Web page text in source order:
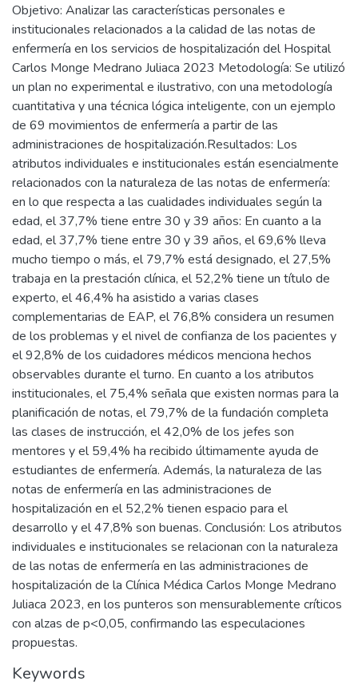
Objetivo: Analizar las características personales e
institucionales relacionados a la calidad de las notas de
enfermería en los servicios de hospitalización del Hospital
Carlos Monge Medrano Juliaca 2023 Metodología: Se utilizó
un plan no experimental e ilustrativo, con una metodología
cuantitativa y una técnica lógica inteligente, con un ejemplo
de 69 movimientos de enfermería a partir de las
administraciones de hospitalización.Resultados: Los
atributos individuales e institucionales están esencialmente
relacionados con la naturaleza de las notas de enfermería:
en lo que respecta a las cualidades individuales según la
edad, el 37,7% tiene entre 30 y 39 años: En cuanto a la
edad, el 37,7% tiene entre 30 y 39 años, el 69,6% lleva
mucho tiempo o más, el 79,7% está designado, el 27,5%
trabaja en la prestación clínica, el 52,2% tiene un título de
experto, el 46,4% ha asistido a varias clases
complementarias de EAP, el 76,8% considera un resumen
de los problemas y el nivel de confianza de los pacientes y
el 92,8% de los cuidadores médicos menciona hechos
observables durante el turno. En cuanto a los atributos
institucionales, el 75,4% señala que existen normas para la
planificación de notas, el 79,7% de la fundación completa
las clases de instrucción, el 42,0% de los jefes son
mentores y el 59,4% ha recibido últimamente ayuda de
estudiantes de enfermería. Además, la naturaleza de las
notas de enfermería en las administraciones de
hospitalización en el 52,2% tienen espacio para el
desarrollo y el 47,8% son buenas. Conclusión: Los atributos
individuales e institucionales se relacionan con la naturaleza
de las notas de enfermería en las administraciones de
hospitalización de la Clínica Médica Carlos Monge Medrano
Juliaca 2023, en los punteros son mensurablemente críticos
con alzas de p<0,05, confirmando las especulaciones
propuestas.
Keywords